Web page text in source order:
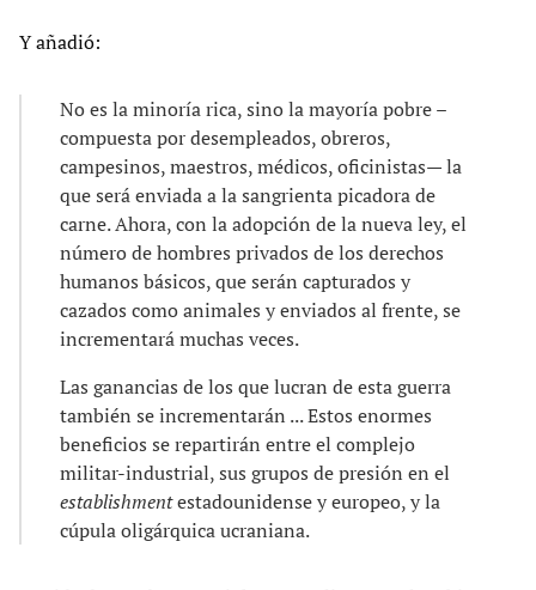
Y añadió:
No es la minoría rica, sino la mayoría pobre –
compuesta por desempleados, obreros,
campesinos, maestros, médicos, oficinistas— la
que será enviada a la sangrienta picadora de
carne. Ahora, con la adopción de la nueva ley, el
número de hombres privados de los derechos
humanos básicos, que serán capturados y
cazados como animales y enviados al frente, se
incrementará muchas veces.
Las ganancias de los que lucran de esta guerra
también se incrementarán ... Estos enormes
beneficios se repartirán entre el complejo
militar-industrial, sus grupos de presión en el
establishmentestadounidense y europeo, y la
cúpula oligárquica ucraniana.